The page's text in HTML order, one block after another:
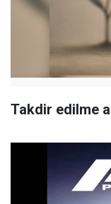
Takdir edilme